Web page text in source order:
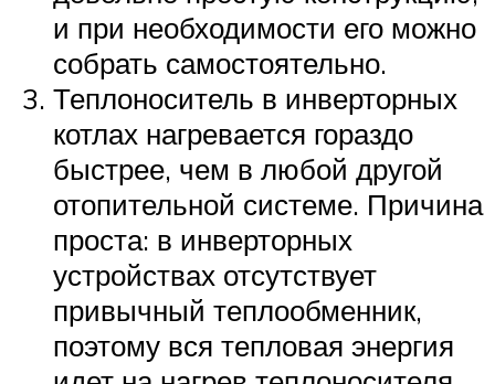
и при необходимости его можно
собрать самостоятельно.
Теплоноситель в инверторных
котлах нагревается гораздо
быстрее, чем в любой другой
отопительной системе. Причина
проста: в инверторных
устройствах отсутствует
привычный теплообменник,
поэтому вся тепловая энергия